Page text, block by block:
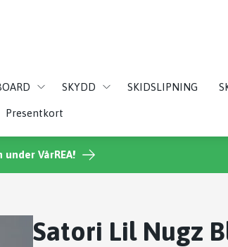
SKYDD SKIDSLIPNING
Presentkort
VårREA!
Satori Lil Nugz